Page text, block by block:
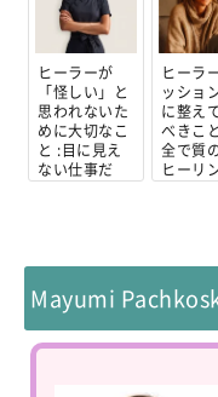
ヒーラーが
「怪しい」と
思われないた
めに大切なこ
と :目に見え
ない仕事だ
か...
ヒーラ
ッショ
に整え
べきこ
全で質
ヒーリ
Mayumi